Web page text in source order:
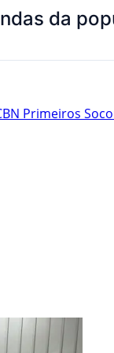
da
Primeiros